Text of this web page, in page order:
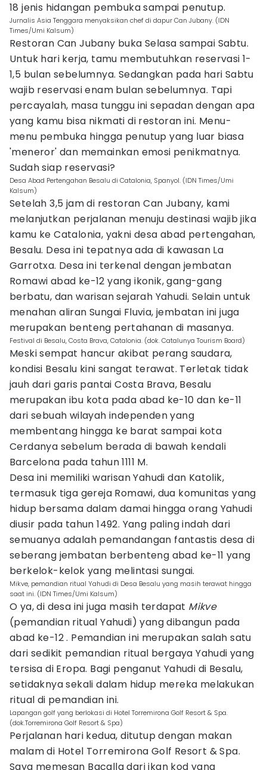
18 jenis hidangan pembuka sampai penutup.
Jurnalis Asia Tenggara menyaksikan chef di dapur Can Jubany. (IDN
Times/Umi Kalsum)
Restoran Can Jubany buka Selasa sampai Sabtu.
Untuk hari kerja, tamu membutuhkan reservasi 1-
1,5 bulan sebelumnya. Sedangkan pada hari Sabtu
wajib reservasi enam bulan sebelumnya. Tapi
percayalah, masa tunggu ini sepadan dengan apa
yang kamu bisa nikmati di restoran ini. Menu-
menu pembuka hingga penutup yang luar biasa
'meneror' dan memainkan emosi penikmatnya.
Sudah siap reservasi?
Desa Abad Pertengahan Besalu di Catalonia, Spanyol. (IDN Times/Umi
Kalsum)
Setelah 3,5 jam di restoran Can Jubany, kami
melanjutkan perjalanan menuju destinasi wajib jika
kamu ke Catalonia, yakni desa abad pertengahan,
Besalu. Desa ini tepatnya ada di kawasan La
Garrotxa. Desa ini terkenal dengan jembatan
Romawi abad ke-12 yang ikonik, gang-gang
berbatu, dan warisan sejarah Yahudi. Selain untuk
menahan aliran Sungai Fluvia, jembatan ini juga
merupakan benteng pertahanan di masanya.
Festival di Besalu, Costa Brava, Catalonia. (dok. Catalunya Tourism Board)
Meski sempat hancur akibat perang saudara,
kondisi Besalu kini sangat terawat. Terletak tidak
jauh dari garis pantai Costa Brava, Besalu
merupakan ibu kota pada abad ke-10 dan ke-11
dari sebuah wilayah independen yang
membentang hingga ke barat sampai kota
Cerdanya sebelum berada di bawah kendali
Barcelona pada tahun 1111 M.
Desa ini memiliki warisan Yahudi dan Katolik,
termasuk tiga gereja Romawi, dua komunitas yang
hidup bersama dalam damai hingga orang Yahudi
diusir pada tahun 1492. Yang paling indah dari
semuanya adalah pemandangan fantastis desa di
seberang jembatan berbenteng abad ke-11 yang
berkelok-kelok yang melintasi sungai.
Mikve, pemandian ritual Yahudi di Desa Besalu yang masih terawat hingga
saat ini. (IDN Times/Umi Kalsum)
O ya, di desa ini juga masih terdapat Mikve
(pemandian ritual Yahudi) yang dibangun pada
abad ke-12 . Pemandian ini merupakan salah satu
dari sedikit pemandian ritual bergaya Yahudi yang
tersisa di Eropa. Bagi penganut Yahudi di Besalu,
setidaknya sekali dalam hidup mereka melakukan
ritual di pemandian ini.
Lapangan golf yang berlokasi di Hotel Torremirona Golf Resort & Spa.
(dok.Torremirona Golf Resort & Spa)
Perjalanan hari kedua, ditutup dengan makan
malam di Hotel Torremirona Golf Resort & Spa.
Saya memesan Bacalla dari ikan kod yang